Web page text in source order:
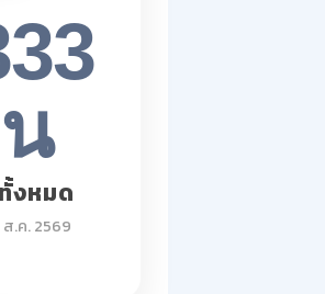
งหมด
.ค. 2569